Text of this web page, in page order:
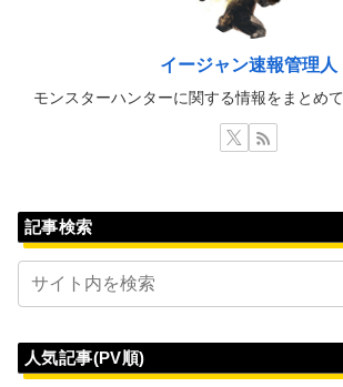
イージャン速報管理人
モンスターハンターに関する情報をまとめて
記事検索
人気記事(PV順)